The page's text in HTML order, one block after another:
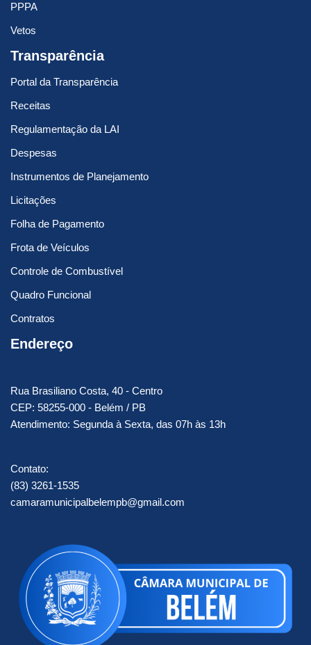
PPPA
Vetos
Transparência
Portal da Transparência
Receitas
Regulamentação da LAI
Despesas
Instrumentos de Planejamento
Licitações
Folha de Pagamento
Frota de Veículos
Controle de Combustível
Quadro Funcional
Contratos
Endereço
Rua Brasiliano Costa, 40 - Centro
CEP: 58255-000 - Belém / PB
Atendimento: Segunda à Sexta, das 07h às 13h
Contato:
(83) 3261-1535
camaramunicipalbelempb@gmail.com